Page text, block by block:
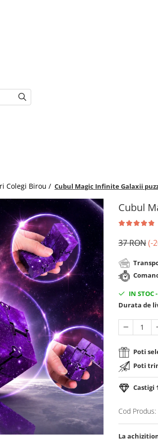
Colegi Birou / Cubul Magic Infinite Galaxii
Cubul
37 RON(-
IN STOC-
Durata de
Poti
Poti
Castigi
Cod Produs:
La